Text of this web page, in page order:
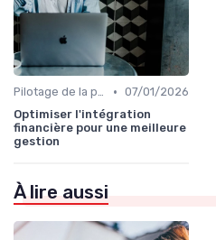
Pilotage de la performance globale • 07/01/2026
Optimiser l'intégration
financière pour une meilleure
gestion
À lire aussi